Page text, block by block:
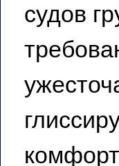
судов